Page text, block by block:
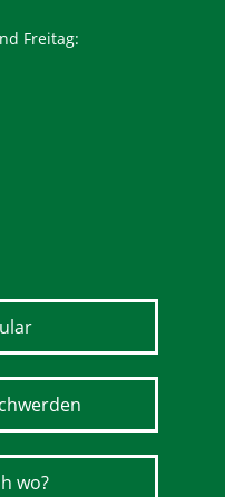
Freitag:
wo?